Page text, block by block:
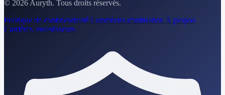
© 2026 Auryth. Tous droits réservés.
Politique de confidentialité Conditions d'utilisation À propos
Carrières Investisseurs